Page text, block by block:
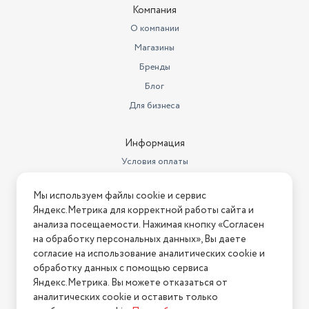
коробка.
220 В
33
насосная станция
Автоматический
Максимальное давление (Бар)
4
Материал корпуса насоса
чугун
Объем бака (л)
19 л
Материал корпуса
чугун
Тип двигателя
электрический
Компания
О компании
Магазины
Бренды
Блог
Для бизнеса
Информация
Условия оплаты
Условия возврата
Нашли ошибку на сайте? Напишите нам
2026 © Интернет-магазин "АстМаркет". У нас есть всё!
Политика конфиденциальности
Мы используем файлы cookie и сервис
Яндекс.Метрика для корректной работы сайта и
анализа посещаемости. Нажимая кнопку «Согласен
на обработку персональных данных», Вы даете
согласие на использование аналитических cookie и
обработку данных с помощью сервиса
Яндекс.Метрика. Вы можете отказаться от
аналитических cookie и оставить только